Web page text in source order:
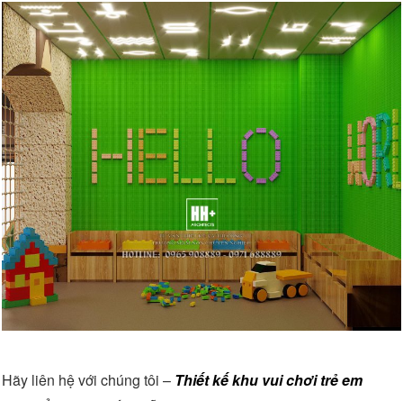
Hãy liên hệ với chúng tôi – Thiết kế khu vui chơi trẻ em